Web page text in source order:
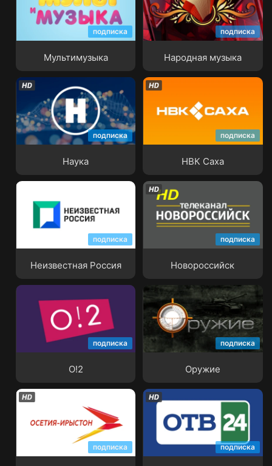
подписка
Мультимузыка
подписка
Народная музыка
Народная музыка
подписка
Наука
Наука
подписка
НВК Саха
подписка
Неизвестная Россия
Неизвестная Россия
подписка
Новороссийск
подписка
О!2
подписка
Оружие
Оружие
подписка подписка
ОТВ